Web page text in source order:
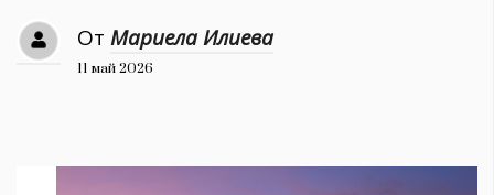
Дизайн
1272
30+
От Мариела Илиева
11 май 2026